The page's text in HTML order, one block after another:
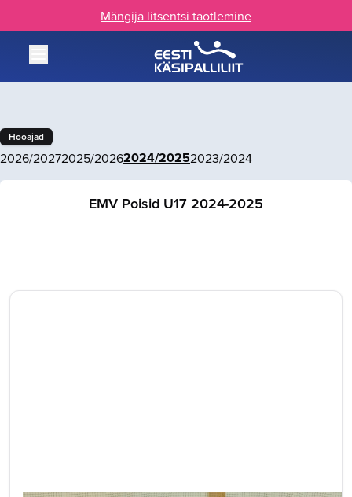
Mängija litsentsi taotlemine
Hooajad
2026/20272025/20262024/20252023/2024
EMV Poisid U17 2024-2025